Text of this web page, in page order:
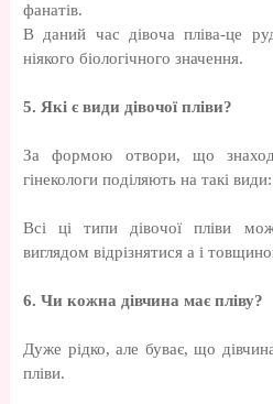
фанатів.
В даний час дівоча пліва-це
ніякого біологічного значення.
5. Які є види дівочої пліви?
За формою отвори, що
гінекологи поділяють на такі види:
Всі ці типи дівочої пліви
виглядом відрізнятися а і
6. Чи кожна дівчина має пліву?
Дуже рідко, але буває, що
пліви.